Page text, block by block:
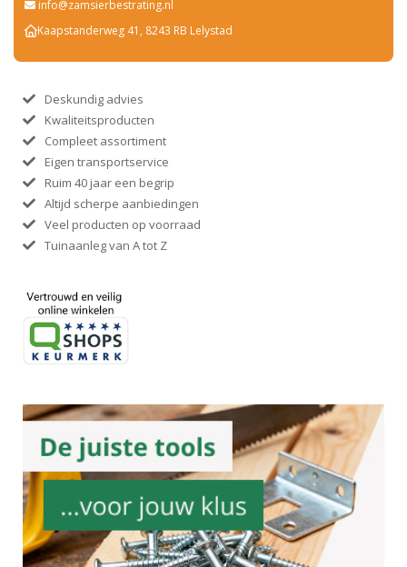
info@zamsierbestrating.nl
Kaapstanderweg 41, 8243 RB Lelystad
Deskundig advies
Kwaliteitsproducten
Compleet assortiment
Eigen transportservice
Ruim 40 jaar een begrip
Altijd scherpe aanbiedingen
Veel producten op voorraad
Tuinaanleg van A tot Z